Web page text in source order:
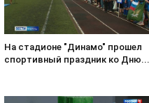
На стадионе "Динамо" прошел
спортивный праздник ко Дню...